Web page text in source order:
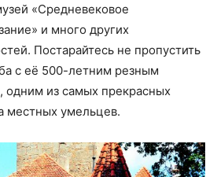
«Средневековое
и много других
Постарайтесь не пропустить
с её 500-летним резным
одним из самых прекрасных
местных умельцев.